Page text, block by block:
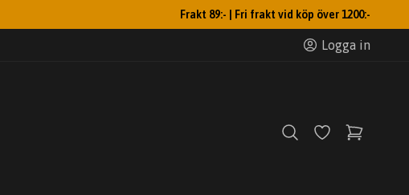
Frakt 89:- | Fri frakt vid köp över 1200:-
Logga in